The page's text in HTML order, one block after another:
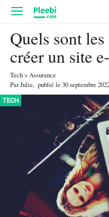
Quels sont les
créer un site
Tech> Assurance
ParJulie, publié le 30 septembre
TECH